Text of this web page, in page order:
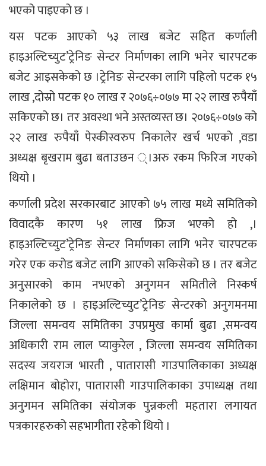
भएको पाइएको छ ।
यस पटक आएको ५३ लाख बजेट सहित कर्णाली
हाइअल्टिच्युट’ट्रेनिङ सेन्टर निर्माणका लागि भनेर चारपटक
बजेट आइसकेको छ ।ट्रेनिङ सेन्टरका लागि पहिलो पटक १५
लाख ,दोस्रो पटक १० लाख र २०७६÷०७७ मा २२ लाख रुपैयाँ
सकिएको छ। तर अवस्था भने अस्तव्यस्त छ। २०७६÷०७७ को
२२ लाख रुपैयाँ पेस्कीस्वरुप निकालेर खर्च भएको ,वडा
अध्यक्ष बृखराम बुढा बताउछन ्।अरु रकम फिरिज गएको
थियो ।
कर्णाली प्रदेश सरकारबाट आएको ७५ लाख मध्ये समितिको
विवादकै कारण ५१ लाख फ्रिज भएको हो ,।
हाइअल्टिच्युट’ट्रेनिङ सेन्टर निर्माणका लागि भनेर चारपटक
गरेर एक करोड बजेट लागि आएको सकिसेको छ । तर बजेट
अनुसारको काम नभएको अनुगमन समितीले निस्कर्ष
निकालेको छ । हाइअल्टिच्युट’ट्रेनिङ सेन्टरको अनुगमनमा
जिल्ला समन्वय समितिका उपप्रमुख कार्मा बुढा ,समन्वय
अधिकारी राम लाल प्याकुरेल , जिल्ला समन्वय समितिका
सदस्य जयराज भारती , पातारासी गाउपालिकाका अध्यक्ष
लक्षिमान बोहोरा, पातारासी गाउपालिकाका उपाध्यक्ष तथा
अनुगमन समितिका संयोजक पुन्नकली महतारा लगायत
पत्रकारहरुको सहभागीता रहेको थियो ।